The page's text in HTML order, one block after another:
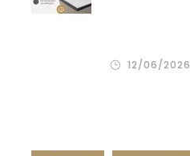
12/06/2026